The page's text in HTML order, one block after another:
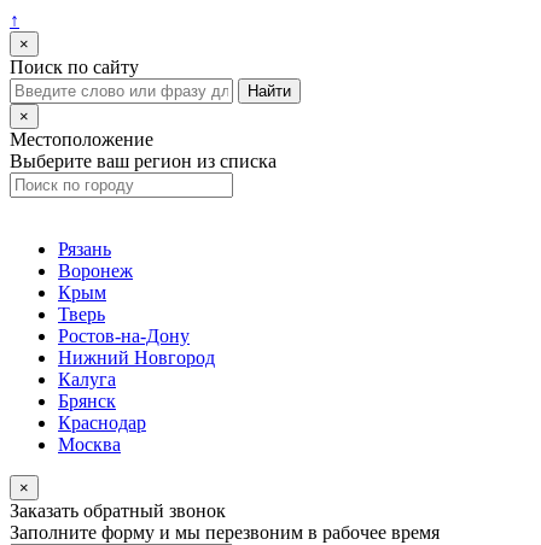
↑
×
Поиск по сайту
×
Местоположение
Выберите ваш регион из списка
Рязань
Воронеж
Крым
Тверь
Ростов-на-Дону
Нижний Новгород
Калуга
Брянск
Краснодар
Москва
×
Заказать обратный звонок
Заполните форму и мы перезвоним в рабочее время